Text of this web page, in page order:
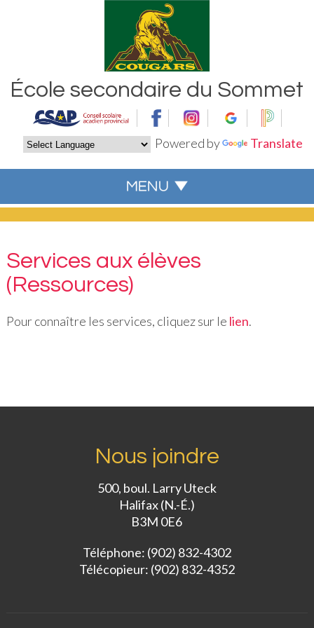
Powered by Translate
École secondaire du Sommet
Services aux élèves
(Ressources)
Pour connaître les services, cliquez sur le lien.
Nous joindre
500, boul. Larry Uteck
Halifax (N.-É.)
B3M 0E6
Téléphone: (902) 832-4302
Télécopieur: (902) 832-4352